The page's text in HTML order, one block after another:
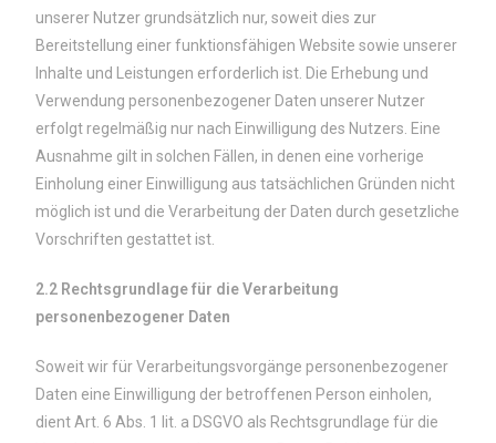
unserer Nutzer grundsätzlich nur, soweit dies zur
Bereitstellung einer funktionsfähigen Website sowie unserer
Inhalte und Leistungen erforderlich ist. Die Erhebung und
Verwendung personenbezogener Daten unserer Nutzer
erfolgt regelmäßig nur nach Einwilligung des Nutzers. Eine
Ausnahme gilt in solchen Fällen, in denen eine vorherige
Einholung einer Einwilligung aus tatsächlichen Gründen nicht
möglich ist und die Verarbeitung der Daten durch gesetzliche
Vorschriften gestattet ist.
2.2 Rechtsgrundlage für die Verarbeitung
personenbezogener Daten
Soweit wir für Verarbeitungsvorgänge personenbezogener
Daten eine Einwilligung der betroffenen Person einholen,
dient Art. 6 Abs. 1 lit. a DSGVO als Rechtsgrundlage für die